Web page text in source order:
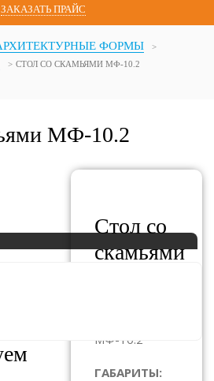
ЗАКАЗАТЬ ПРАЙС
ФОРМЫ
СТОЛ СО СКАМЬЯМИ МФ-10.2
МФ-10.2
Стол со
скамьями
МФ-10.2
ГАБАРИТЫ: